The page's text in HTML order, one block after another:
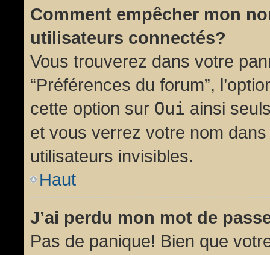
Comment empêcher mon
utilisateurs connectés?
Vous trouverez dans votre
“Préférences du forum”,
cette option sur Oui ainsi
et vous verrez votre nom
utilisateurs invisibles.
Haut
J’ai perdu mon mot de
Pas de panique! Bien que